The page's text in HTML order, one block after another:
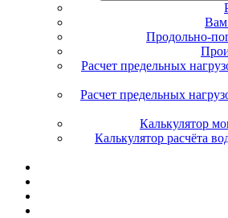
Вам
Продольно-
Расчет предельных
Расчет предельных
Калькулятор
Калькулятор расчёта